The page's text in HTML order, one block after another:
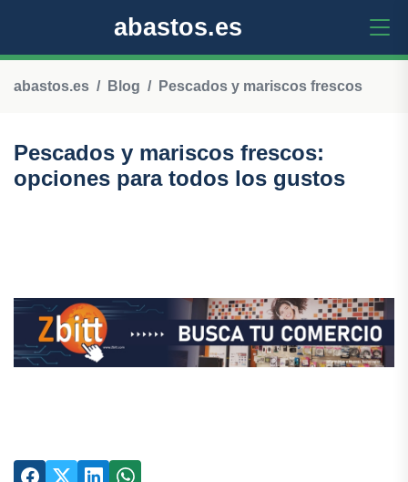
abastos.es
abastos.es Blog Pescados y mariscos frescos
Pescados y mariscos frescos:
opciones para todos los gustos